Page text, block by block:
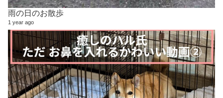
雨の日のお散歩
1 year ago